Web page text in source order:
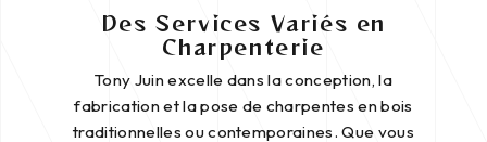
Des Services Variés en
Charpenterie
Tony Juin excelle dans la conception, la
fabrication et la pose de charpentes en bois
traditionnelles ou contemporaines. Que vous